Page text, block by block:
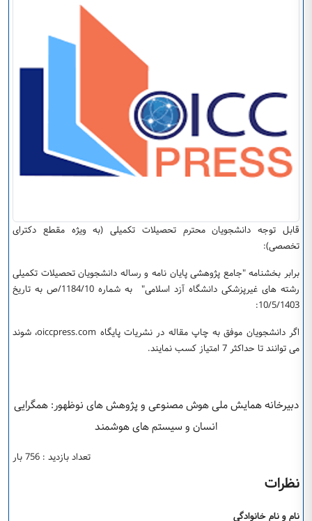
قابل توجه دانشجویان محترم تحصیلات تکمیلی (به ویژه مقطع دکترای
تخصصی):
برابر بخشنامه "جامع پژوهشی پایان نامه و رساله دانشجویان تحصیلات تکمیلی
رشته های غیرپزشکی دانشگاه آزد اسلامی" به شماره 1184/10/ص به تاریخ
10/5/1403:
اگر دانشجویان موفق به چاپ مقاله در نشریات پایگاه oiccpress.com، شوند
می توانند تا حداکثر 7 امتیاز کسب نمایند.
دبیرخانه همایش ملی هوش مصنوعی و پژوهش های نوظهور: همگرایی
انسان و سیستم های هوشمند
تعداد بازدید : 756 بار
نظرات
نام و نام خانوادگی